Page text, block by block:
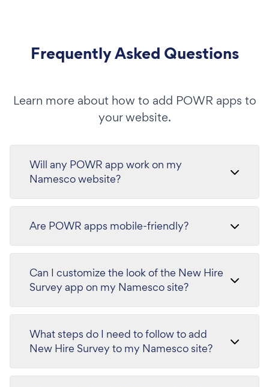
Frequently Asked Questions
Learn more about how to add POWR apps to
your website.
Will any POWR app work on my
Namesco website?
Are POWR apps mobile-friendly?
Can I customize the look of the New Hire
Survey app on my Namesco site?
What steps do I need to follow to add
New Hire Survey to my Namesco site?